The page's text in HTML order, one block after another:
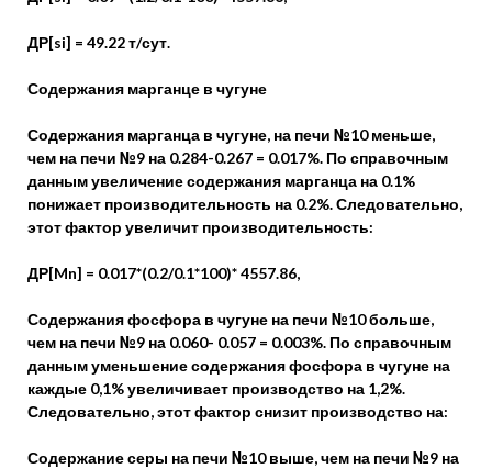
ДР[si] = 49.22 т/сут.
Содержания марганце в чугуне
Содержания марганца в чугуне, на печи №10 меньше,
чем на печи №9 на 0.284-0.267 = 0.017%. По справочным
данным увеличение содержания марганца на 0.1%
понижает производительность на 0.2%. Следовательно,
этот фактор увеличит производительность:
ДР[Mn] = 0.017*(0.2/0.1*100)* 4557.86,
Содержания фосфора в чугуне на печи №10 больше,
чем на печи №9 на 0.060- 0.057 = 0.003%. По справочным
данным уменьшение содержания фосфора в чугуне на
каждые 0,1% увеличивает производство на 1,2%.
Следовательно, этот фактор снизит производство на:
Содержание серы на печи №10 выше, чем на печи №9 на